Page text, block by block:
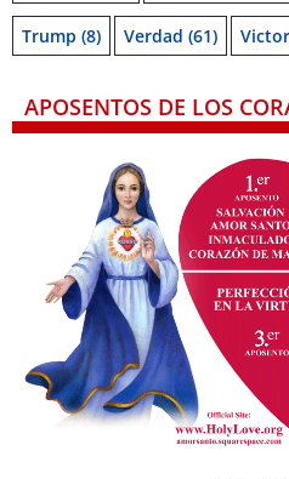
Trump (8) Verdad (61)
APOSENTOS DE LOS